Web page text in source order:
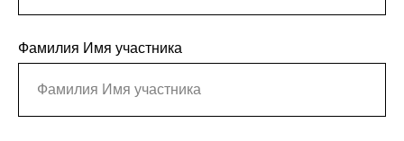
Фамилия Имя участника